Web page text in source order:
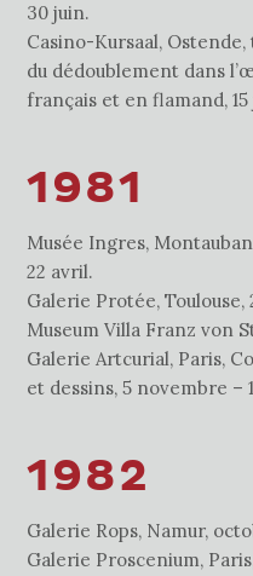
30 juin.
Casino-Kursaal,
du dédoublement dans
français et en flamand, 15
1981
Musée Ingres,
22 avril.
Galerie Protée, Toulouse,
Museum Villa Franz von
Galerie Artcurial, Paris,
et dessins, 5 novembre –
1982
Galerie Rops, Namur,
Galerie Proscenium,